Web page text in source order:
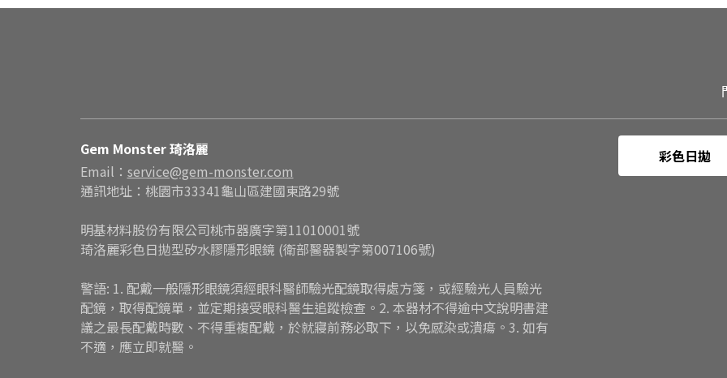
Gem Monster 琦洛麗
Email： service@gem-monster.com
通訊地址：桃園市33341龜山區建國東路29號
明基材料股份有限公司桃市器廣字第11010001號
琦洛麗彩色日拋型矽水膠隱形眼鏡 (衛部醫器製字第007106號)
警語: 1. 配戴一般隱形眼鏡須經眼科醫師驗光配鏡取得處方箋，或經驗光人員驗光
配鏡，取得配鏡單，並定期接受眼科醫生追蹤檢查。2. 本器材不得逾中文說明書建
議之最長配戴時數、不得重複配戴，於就寢前務必取下，以免感染或潰瘍。3. 如有
不適，應立即就醫。
彩色日拋